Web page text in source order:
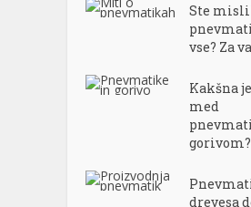
Ste
vse? Za
Kakšna
med
gorivom?
drevesa